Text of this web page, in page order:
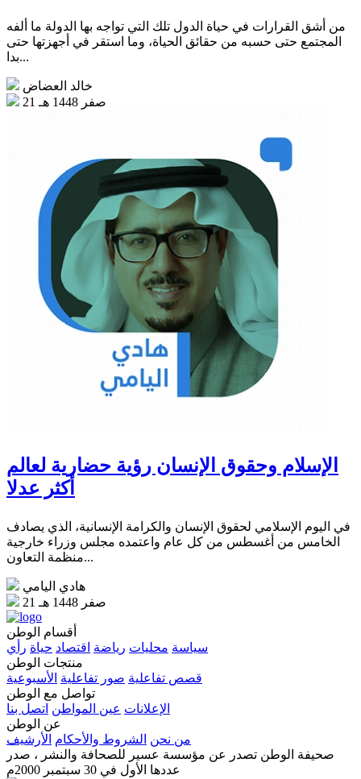
من أشق القرارات في حياة الدول تلك التي تواجه بها الدولة ما ألفه
المجتمع حتى حسبه من حقائق الحياة، وما استقر في أجهزتها حتى
بدا...
خالد العضاض
21 صفر 1448 هـ
الإسلام وحقوق الإنسان رؤية حضارية لعالم
أكثر عدلا
في اليوم الإسلامي لحقوق الإنسان والكرامة الإنسانية، الذي يصادف
الخامس من أغسطس من كل عام واعتمده مجلس وزراء خارجية
منظمة التعاون...
هادي اليامي
21 صفر 1448 هـ
أقسام الوطن
سياسة محليات رياضة اقتصاد حياة رأي
منتجات الوطن
قصص تفاعلية صور تفاعلية الأسبوعية
تواصل مع الوطن
الإعلانات عين المواطن اتصل بنا
عن الوطن
من نحن الشروط والأحكام الأرشيف
صحيفة الوطن تصدر عن مؤسسة عسير للصحافة والنشر ، صدر
عددها الأول في 30 سبتمبر 2000م